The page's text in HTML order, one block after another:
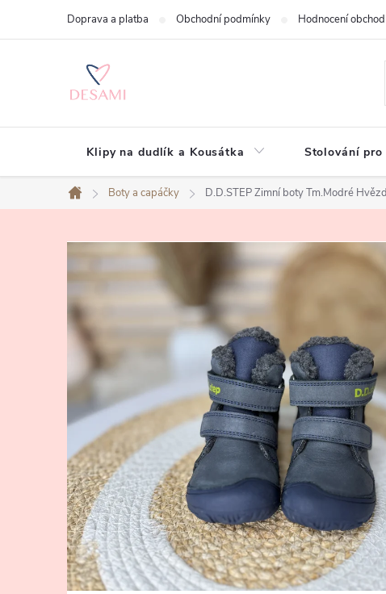
Doprava a platba Obchodní podmínky Hodnocení obchodu
Klipy na dudlík a Kousátka Stolování pro
Domů
Boty a capáčky D.D.STEP Zimní boty Tm.Modré